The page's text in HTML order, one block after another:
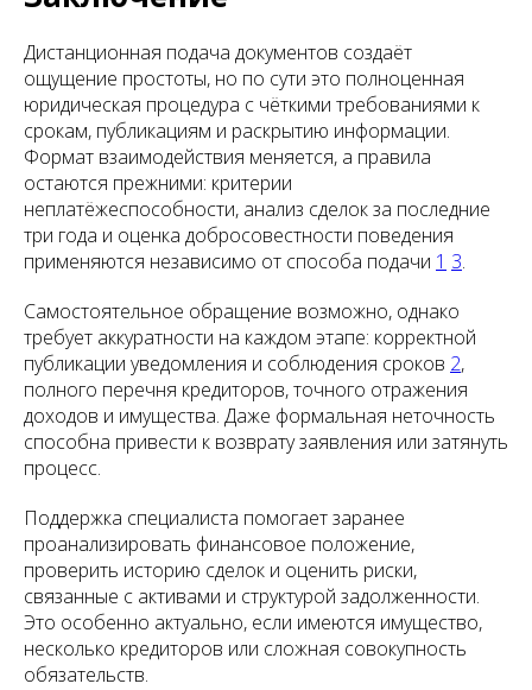
Дистанционная подача документов создаёт
ощущение простоты, но по сути это полноценная
юридическая процедура с чёткими требованиями к
срокам, публикациям и раскрытию информации.
Формат взаимодействия меняется, а правила
остаются прежними: критерии
неплатёжеспособности, анализ сделок за последние
три года и оценка добросовестности поведения
применяются независимо от способа подачи 1 3.
Самостоятельное обращение возможно, однако
требует аккуратности на каждом этапе: корректной
публикации уведомления и соблюдения сроков 2,
полного перечня кредиторов, точного отражения
доходов и имущества. Даже формальная неточность
способна привести к возврату заявления или затянуть
процесс.
Поддержка специалиста помогает заранее
проанализировать финансовое положение,
проверить историю сделок и оценить риски,
связанные с активами и структурой задолженности.
Это особенно актуально, если имеются имущество,
несколько кредиторов или сложная совокупность
обязательств.